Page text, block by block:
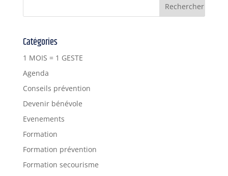
Catégories
1 MOIS = 1 GESTE
Agenda
Conseils prévention
Devenir bénévole
Evenements
Formation
Formation prévention
Formation secourisme